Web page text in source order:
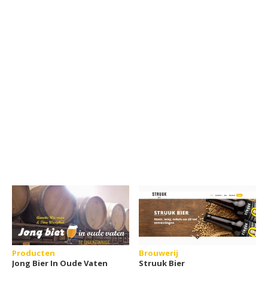
Producten
Jong Bier In Oude Vaten
Brouwerij
Struuk Bier